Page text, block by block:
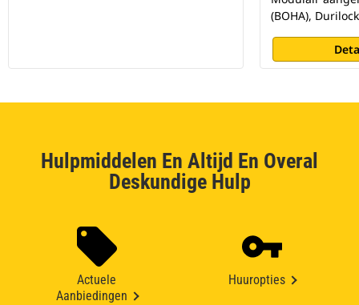
(BOHA), Durilock
Hulpmiddelen En Altijd En Overal
Deskundige Hulp
Actuele
Aanbiedingen
Huuropties